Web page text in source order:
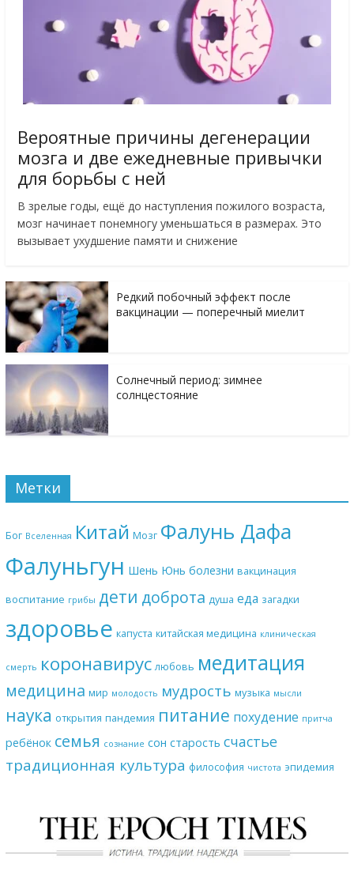
Вероятные причины дегенерации
мозга и две ежедневные привычки
для борьбы с ней
В зрелые годы, ещё до наступления пожилого возраста,
мозг начинает понемногу уменьшаться в размерах. Это
вызывает ухудшение памяти и снижение
Редкий побочный эффект после
вакцинации — поперечный миелит
Солнечный период: зимнее
солнцестояние
Метки
Бог Вселенная Китай Мозг Фалунь Дафа
Фалуньгун Шень Юнь болезни вакцинация
воспитание грибы дети доброта душа еда загадки
здоровье капуста китайская медицина клиническая
смерть коронавирус любовь медитация
медицина мир молодость мудрость музыка мысли
наука открытия пандемия питание похудение притча
ребёнок семья сознание сон старость счастье
традиционная культура философия чистота эпидемия